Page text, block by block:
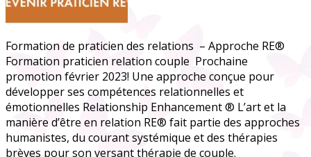
Formation de praticien des relations – Approche RE®
Formation praticien relation couple Prochaine
promotion février 2023! Une approche conçue pour
développer ses compétences relationnelles et
émotionnelles Relationship Enhancement ® L’art et la
manière d’être en relation RE® fait partie des approches
humanistes, du courant systémique et des thérapies
brèves pour son versant thérapie de couple.